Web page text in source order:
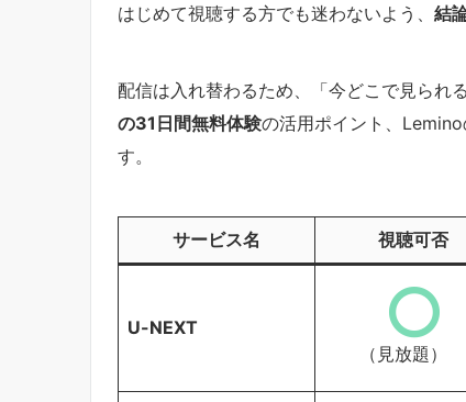
はじめて視聴する方でも迷わないよう、 結
配信は入れ替わるため、「今どこで見られ
の31日間無料体験の活用ポイント、
す。
サービス名 視聴可否
U-NEXT
（見放題）